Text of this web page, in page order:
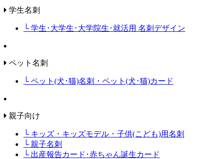
学生名刺
└ 学生･大学生･大学院生･就活用 名刺デザイン
ペット名刺
└ ペット(犬･猫)名刺・ペット(犬･猫)カード
親子向け
└ キッズ・キッズモデル・子供(こども)用名刺
└ 親子名刺
└ 出産報告カード･赤ちゃん誕生カード